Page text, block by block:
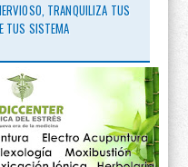
TRANQUILIZA TUS
TUS SISTEMA